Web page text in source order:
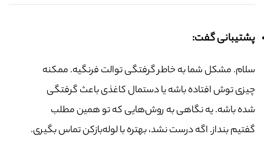
پشتیبانی گفت:
سلام. مشکل شما به خاطر گرفتگی توالت فرنگیه. ممکنه
چیزی توش افتاده باشه یا دستمال کاغذی باعث گرفتگی
شده باشه. یه نگاهی به روش‌هایی که تو همین مطلب
گفتیم بنداز. اگه درست نشد، بهتره با لوله‌بازکن تماس بگیری.